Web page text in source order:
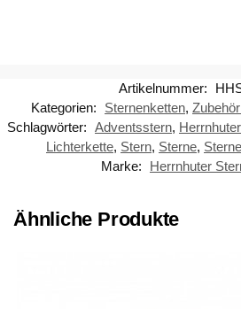
Artikelnummer:
Kategorien:
Sternenketten,
Schlagwörter: Adventsstern,
Lichterkette, Stern, Sterne,
Marke:
Herrnhuter
Ähnliche Produkte